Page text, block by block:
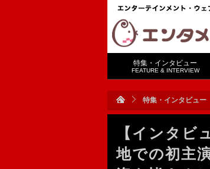
特集・インタビュー
FEATURE & INTERVIEW
特集・インタビュー
【インタ
地での初主